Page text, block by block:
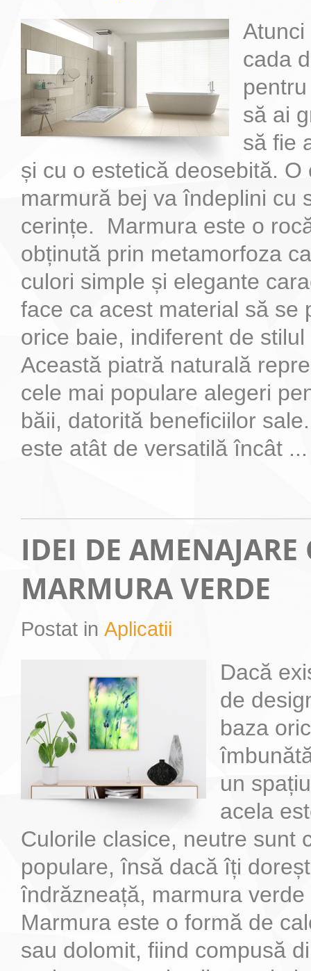
Atunci
cada
să ai
să fie
și cu o estetică deosebită. O
marmură bej va îndeplini cu
cerințe. Marmura este o
obținută prin metamorfoza
culori simple și elegante
face ca acest material să se
orice baie, indiferent de
Această piatră naturală
cele mai populare alegeri
băii, datorită beneficiilor
este atât de versatilă încât ...
IDEI DE AMENAJARE
MARMURA VERDE
Postat in Aplicatii
Dacă
de
baza
un
acela
Culorile clasice, neutre sunt
populare, însă dacă îți
îndrăzneață, marmura
Marmura este o formă de
sau dolomit, fiind compusă